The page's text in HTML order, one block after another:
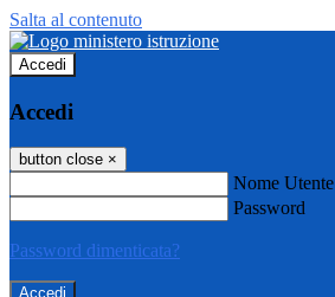
Salta al contenuto
Accedi
Accedi
button close ×
Nome Utente
Password
Password dimenticata?